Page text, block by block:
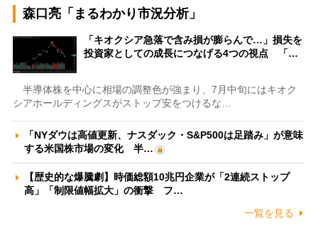
森口亮「まるわかり市況分析」
「キオクシア急落で含み損が膨らんで…」損失を
投資家としての成長につなげる4つの視点 「…
半導体株を中心に相場の調整色が強まり、7月中旬にはキオク
シアホールディングスがストップ安をつけるな…
「NYダウは高値更新、ナスダック・S&P500は足踏み」が意味
する米国株市場の変化 半…
【歴史的な爆騰劇】時価総額10兆円企業が「2連続ストップ
高」「制限値幅拡大」の衝撃 フ…
一覧を見る